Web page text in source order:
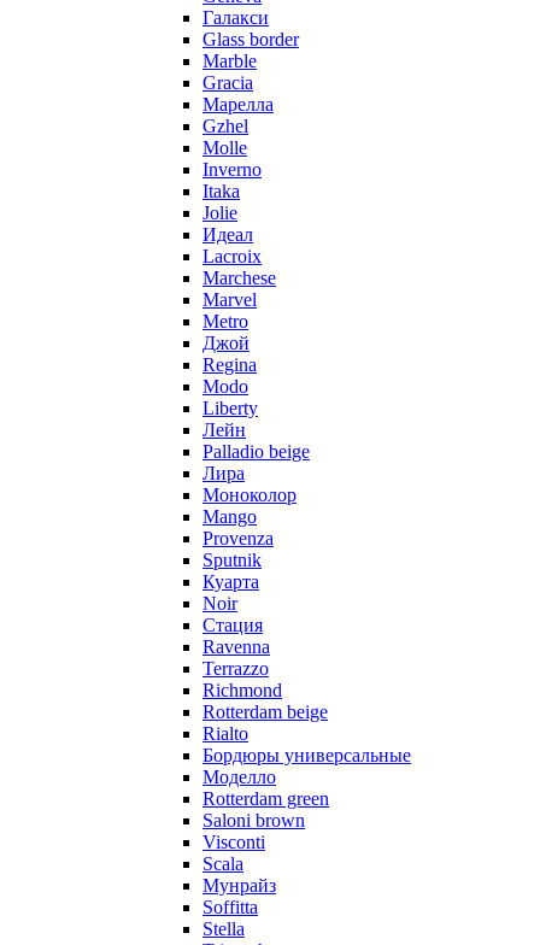
Галакси
Glass border
Marble
Gracia
Марелла
Gzhel
Molle
Inverno
Itaka
Jolie
Идеал
Lacroix
Marchese
Marvel
Metro
Джой
Regina
Modo
Liberty
Лейн
Palladio beige
Лира
Моноколор
Mango
Provenza
Sputnik
Куарта
Noir
Стация
Ravenna
Terrazzo
Richmond
Rotterdam beige
Rialto
Бордюры универсальные
Моделло
Rotterdam green
Saloni brown
Visconti
Scala
Мунрайз
Soffitta
Stella